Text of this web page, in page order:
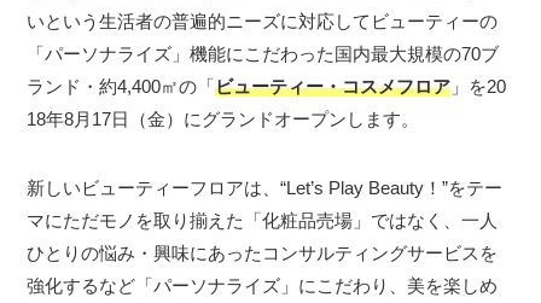
いという生活者の普遍的ニーズに対応してビューティーの
「パーソナライズ」機能にこだわった国内最大規模の70ブ
ランド・約4,400㎡の「ビューティー・コスメフロア 」を20
18年8月17日（金）にグランドオープンします。
新しいビューティーフロアは、“Let’s Play Beauty！”をテー
マにただモノを取り揃えた「化粧品売場」ではなく、一人
ひとりの悩み・興味にあったコンサルティングサービスを
強化するなど「パーソナライズ」にこだわり、美を楽しめ